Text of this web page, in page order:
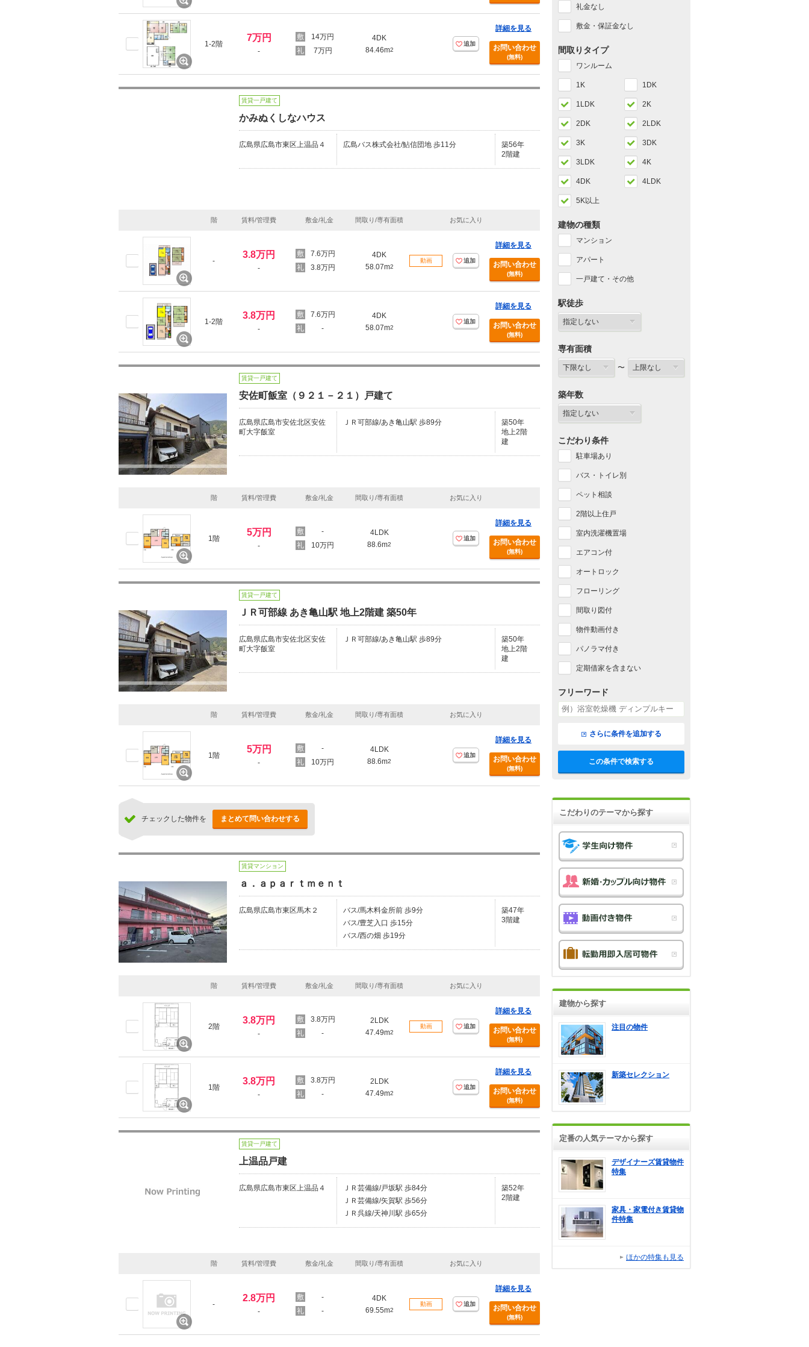
1-2階
7万円
-
14万円
7万円
4DK
84.46m2
追加
詳細を見る
お問い合わせ
(無料)
賃貸一戸建て
かみぬくしなハウス
広島県広島市東区上温品４ 広島バス株式会社/鮎信団地 歩11分
築56年
2階建
階 賃料/管理費 敷金/礼金 間取り/専有面積 お気に入り
-
3.8万円
-
7.6万円
3.8万円
4DK
58.07m2
動画 追加
詳細を見る
お問い合わせ
(無料)
1-2階
3.8万円
-
7.6万円
-
4DK
58.07m2
追加
詳細を見る
お問い合わせ
(無料)
賃貸一戸建て
安佐町飯室（９２１－２１）戸建て
広島県広島市安佐北区安佐
町大字飯室
ＪＲ可部線/あき亀山駅 歩89分
築50年
地上2階
建
階 賃料/管理費 敷金/礼金 間取り/専有面積 お気に入り
1階
5万円
-
-
10万円
4LDK
88.6m2
追加
詳細を見る
お問い合わせ
(無料)
賃貸一戸建て
ＪＲ可部線 あき亀山駅 地上2階建 築50年
広島県広島市安佐北区安佐
町大字飯室
ＪＲ可部線/あき亀山駅 歩89分
築50年
地上2階
建
階 賃料/管理費 敷金/礼金 間取り/専有面積 お気に入り
1階
5万円
-
-
10万円
4LDK
88.6m2
追加
詳細を見る
お問い合わせ
(無料)
チェックした物件を まとめて問い合わせする
賃貸マンション
ａ．ａｐａｒｔｍｅｎｔ
広島県広島市東区馬木２
バス/馬木料金所前 歩9分
バス/豊芝入口 歩15分
バス/西の畑 歩19分
築47年
3階建
階 賃料/管理費 敷金/礼金 間取り/専有面積 お気に入り
2階
3.8万円
-
3.8万円
-
2LDK
47.49m2
動画 追加
詳細を見る
お問い合わせ
(無料)
1階
3.8万円
-
3.8万円
-
2LDK
47.49m2
追加
詳細を見る
お問い合わせ
(無料)
賃貸一戸建て
上温品戸建
広島県広島市東区上温品４
ＪＲ芸備線/戸坂駅 歩84分
ＪＲ芸備線/矢賀駅 歩56分
ＪＲ呉線/天神川駅 歩65分
築52年
2階建
階 賃料/管理費 敷金/礼金 間取り/専有面積 お気に入り
-
2.8万円
-
-
-
4DK
69.55m2
動画 追加
詳細を見る
お問い合わせ
(無料)
礼金なし
敷金・保証金なし
間取りタイプ
ワンルーム
1K 1DK
1LDK 2K
2DK 2LDK
3K 3DK
3LDK 4K
4DK 4LDK
5K以上
建物の種類
マンション
アパート
一戸建て・その他
駅徒歩
専有面積
〜
築年数
こだわり条件
駐車場あり
バス・トイレ別
ペット相談
2階以上住戸
室内洗濯機置場
エアコン付
オートロック
フローリング
間取り図付
物件動画付き
パノラマ付き
定期借家を含まない
フリーワード
さらに条件を追加する
この条件で検索する
こだわりのテーマから探す
建物から探す
注目の物件
新築セレクション
定番の人気テーマから探す
デザイナーズ賃貸物件
特集
家具・家電付き賃貸物
件特集
ほかの特集も見る